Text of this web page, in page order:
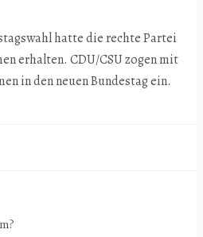
hatte die rechte Partei
erhalten. CDU/CSU zogen mit
in den neuen Bundestag ein.